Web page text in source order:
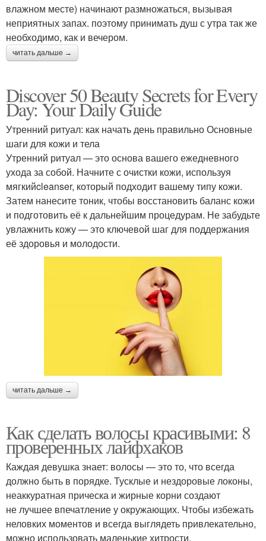
влажном месте) начинают размножаться, вызывая
неприятных запах. поэтому принимать душ с утра так же
необходимо, как и вечером.
читать дальше →
Discover 50 Beauty Secrets for Every
Day: Your Daily Guide
Утренний ритуал: как начать день правильно Основные
шаги для кожи и тела
Утренний ритуал — это основа вашего ежедневного
ухода за собой. Начните с очистки кожи, используя
мягкийcleanser, который подходит вашему типу кожи.
Затем нанесите тоник, чтобы восстановить баланс кожи
и подготовить её к дальнейшим процедурам. Не забудьте
увлажнить кожу — это ключевой шаг для поддержания
её здоровья и молодости.
читать дальше →
Как сделать волосы красивыми: 8
проверенных лайфхаков
Каждая девушка знает: волосы — это то, что всегда
должно быть в порядке. Тусклые и нездоровые локоны,
неаккуратная прическа и жирные корни создают
не лучшее впечатление у окружающих. Чтобы избежать
неловких моментов и всегда выглядеть привлекательно,
можно использовать маленькие хитрости.